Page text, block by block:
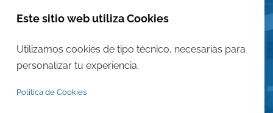
Menú
Legal
Política de Cookies
Mapa del sitio
Este sitio web utiliza Cookies
Utilizamos cookies de tipo técnico, necesarias para
personalizar tu experiencia.
Política de Cookies